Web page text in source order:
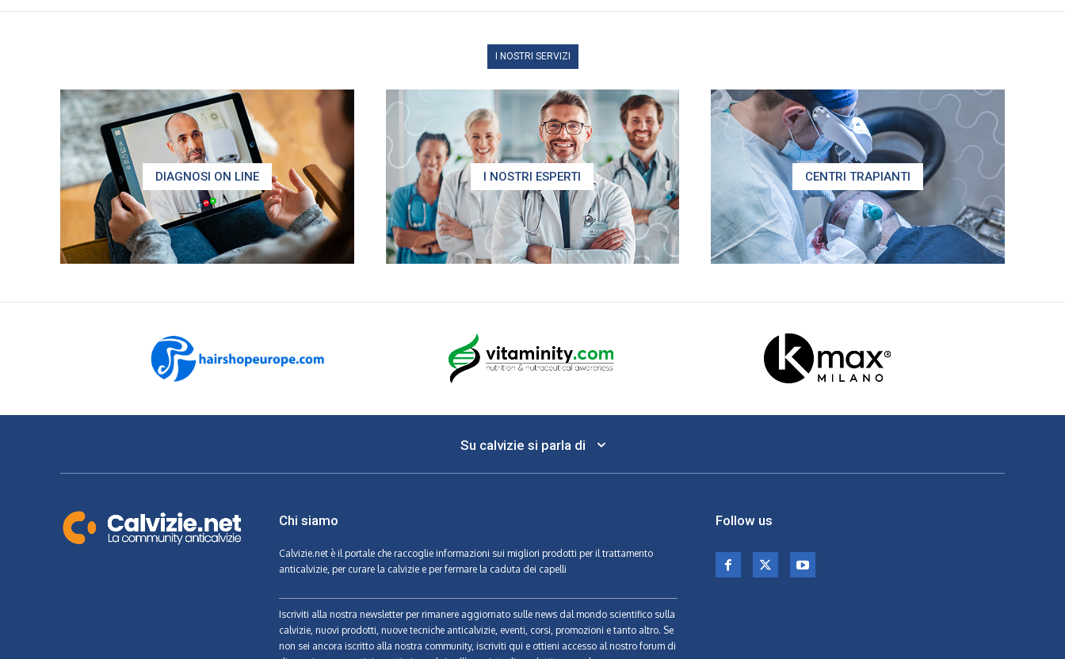
I NOSTRI SERVIZI
DIAGNOSI ON LINE I NOSTRI ESPERTI CENTRI TRAPIANTI
Su calvizie si parla di
Chi siamo
Calvizie.netè il portale che raccoglie informazioni sui migliori prodotti per il trattamento
anticalvizie, per curare la calvizie e per fermare la caduta dei capelli
Iscriviti alla nostra newsletter per rimanere aggiornato sulle news dal mondo scientifico sulla
calvizie, nuovi prodotti, nuove tecniche anticalvizie, eventi, corsi, promozioni e tanto altro. Se
non sei ancora iscritto alla nostra community, iscriviti qui e ottieni accesso al nostro forum di
Follow us